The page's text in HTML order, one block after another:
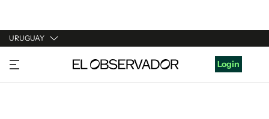
URUGUAY
URUGUAY
ARGENTINA
Login